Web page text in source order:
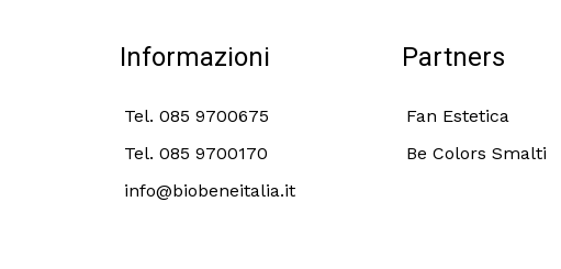
Informazioni
Tel. 085 9700675
Tel. 085 9700170
info@biobeneitalia.it
Partners
Fan Estetica
Be Colors Smalti